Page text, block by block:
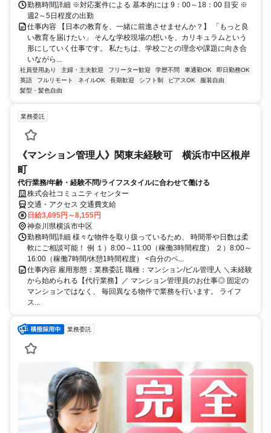
勤務時間詳細 ※対応案件による 基本的には 9：00～18：00 目安 ※
週2～5日程度の出勤
仕事内容 【日本の教育を、一緒に前進させませんか？】 「もっと良
い教育を届けたい」 そんな学校現場の想いを、カリキュラムという
形にしていく仕事です。 私たちは、学校ごとの理念や課題に向き合
いながら...
社員登用あり 主婦・主夫歓迎 フリーター歓迎 学歴不問 車通勤OK
即日勤務OK
英語
フルリモート ネイルOK 長期歓迎 シフト制 ピアスOK
服装自由
髪型・髪色自由
業務委託
《マンション管理人》関東未経験可 横浜市中区根岸
町
代行業務/年齢・経験不問/ライフスタイルに合わせて働ける
株式会社コミュニティセンター
交通・アクセス 交通費支給
日給3,695円～8,155円
神奈川県横浜市中区
勤務時間詳細 様々な物件を取り扱っているため、 時間帯や日数は柔
軟にご相談可能！ 例 １）8:00～11:00（稼働3時間程度） ２）8:00～
16:00（稼働7時間/休憩1時間程度） <自分のペ...
仕事内容 雇用形態：業務委託 職種：マンション/ビル管理人 ＼未経験
から始められる【代行業務】／ マンション管理員のお仕事◎ 固定の
マンションではなく、 毎回異なる物件で業務を行います。 ライフ
ス...
業務委託